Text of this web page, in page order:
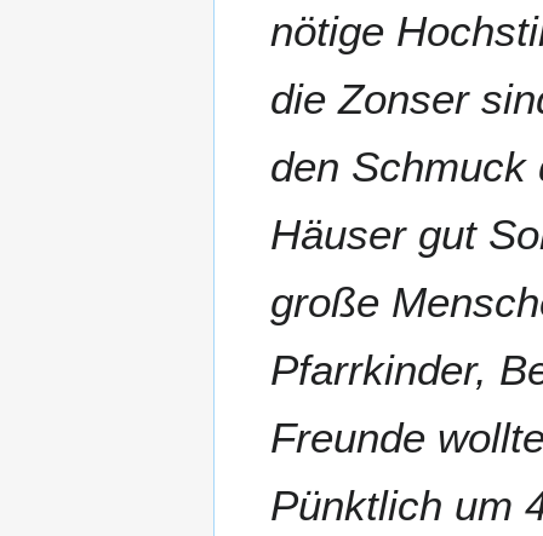
nötige
die Zonser
den Schmuck
Häuser gut
große
Pfarrkinder,
Freunde
Pünktlich um